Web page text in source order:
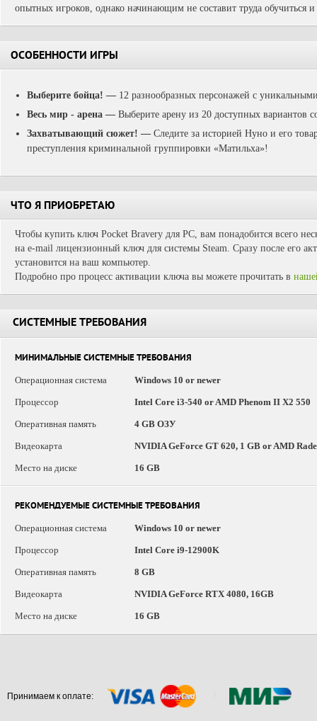
опытных игроков, однако начинающим не составит труда обучиться и
ОСОБЕННОСТИ ИГРЫ
Выберите бойца! — 12 разнообразных персонажей с
Весь мир - арена — Выберите арену из 20 доступных вариантов
Захватывающий сюжет! — Следите за историей Нуно и его
преступления криминальной группировки «Матильха»!
ЧТО Я ПРИОБРЕТАЮ
Чтобы купить ключ Pocket Bravery для PC, вам понадобится всего
на e-mail лицензионный ключ для системы Steam. Сразу после его
установится на ваш компьютер.
Подробно про процесс активации ключа вы можете прочитать в
СИСТЕМНЫЕ ТРЕБОВАНИЯ
МИНИМАЛЬНЫЕ СИСТЕМНЫЕ ТРЕБОВАНИЯ
Операционная система
Windows 10 or newer
Процессор Intel Core i3-540 or AMD Phenom II X2 550
Оперативная память 4 GB ОЗУ
Видеокарта NVIDIA GeForce GT 620, 1 GB or AMD
Место на диске 16 GB
РЕКОМЕНДУЕМЫЕ СИСТЕМНЫЕ ТРЕБОВАНИЯ
Операционная система
Windows 10 or newer
Процессор Intel Core i9-12900K
Оперативная память 8 GB
Видеокарта NVIDIA GeForce RTX 4080, 16GB
Место на диске 16 GB
Принимаем к оплате: